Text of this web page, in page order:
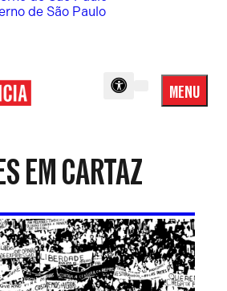
MENU
Menu
EM CARTAZ